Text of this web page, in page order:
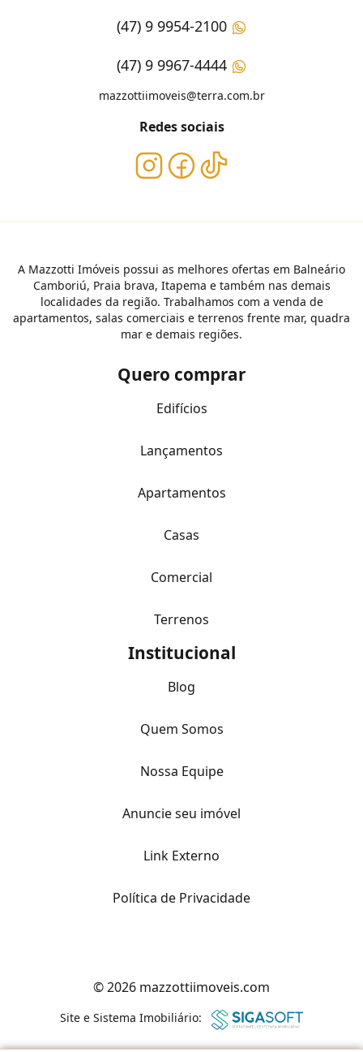
(47) 9 9954-2100
(47) 9 9967-4444
mazzottiimoveis@terra.com.br
Redes sociais
A Mazzotti Imóveis possui as melhores ofertas em Balneário
Camboriú, Praia brava, Itapema e também nas demais
localidades da região. Trabalhamos com a venda de
apartamentos, salas comerciais e terrenos frente mar, quadra
mar e demais regiões.
Quero comprar
Edifícios
Lançamentos
Apartamentos
Casas
Comercial
Terrenos
Institucional
Blog
Quem Somos
Nossa Equipe
Anuncie seu imóvel
Link Externo
Política de Privacidade
© 2026 mazzottiimoveis.com
Site e Sistema Imobiliário: